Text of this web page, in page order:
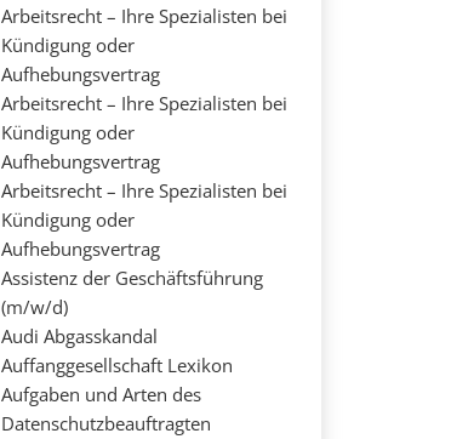
Arbeitsrecht – Ihre Spezialisten bei
Kündigung oder
Aufhebungsvertrag
Arbeitsrecht – Ihre Spezialisten bei
Kündigung oder
Aufhebungsvertrag
Arbeitsrecht – Ihre Spezialisten bei
Kündigung oder
Aufhebungsvertrag
Assistenz der Geschäftsführung
(m/w/d)
Audi Abgasskandal
Auffanggesellschaft Lexikon
Aufgaben und Arten des
Datenschutzbeauftragten